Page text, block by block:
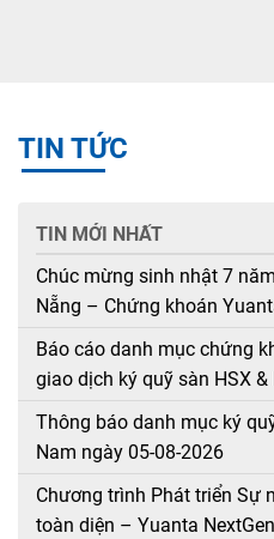
TIN TỨC
TIN MỚI NHẤT
Chúc mừng sinh nhật 7
Nẵng – Chứng khoán
(08/08/2019 – 08/08/2026)
Báo cáo danh mục chứng
giao dịch ký quỹ sàn HSX
Thông báo danh mục ký
Nam ngày 05-08-2026
Chương trình Phát triển Sự
toàn diện – Yuanta